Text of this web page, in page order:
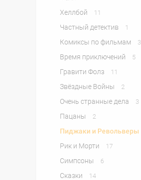
Хеллбой 11
Частный детектив 1
Комиксы по фильмам 3
Время приключений 5
Гравити Фолз 11
Звёздные Войны 2
Очень странные дела 3
Пацаны 2
Пиджаки и Револьверы
Рик и Морти 17
Симпсоны 6
Сказки 14